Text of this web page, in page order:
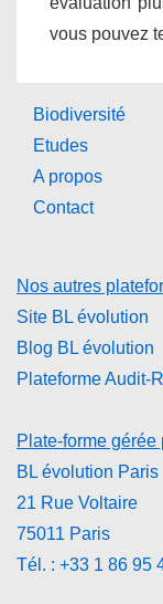
vous pouvez
Biodiversité
Etudes
A propos
Contact
Nos autres
Site BL évolution
Blog BL évolution
Plateforme Audit-
Plate-forme gérée
BL évolution Paris
21 Rue Voltaire
75011 Paris
Tél. : +33 1 86 95